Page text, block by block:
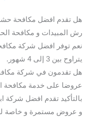
هل تقدم افضل مكافحة
رش المبيدات و مكافحة
نعم توفر افضل شركة
يتراوح بين 3 إلى 4 شهور.
هل تقدمون في شركة
عروضا على خدمة مكافحة
بالتأكيد تقدم افضل شركة
و عروض مستمرة و خاصة